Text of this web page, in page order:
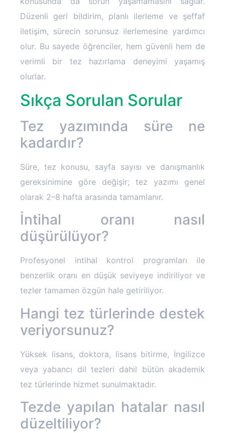
Düzenli geri bildirim, planlı ilerleme ve şeffaf
iletişim, sürecin sorunsuz ilerlemesine yardımcı
olur. Bu sayede öğrenciler, hem güvenli hem de
verimli bir tez hazırlama deneyimi yaşamış
olurlar.
Sıkça Sorulan Sorular
Tez yazımında süre ne
kadardır?
Süre, tez konusu, sayfa sayısı ve danışmanlık
gereksinimine göre değişir; tez yazımı genel
olarak 2–8 hafta arasında tamamlanır.
İntihal oranı nasıl
düşürülüyor?
Profesyonel intihal kontrol programları ile
benzerlik oranı en düşük seviyeye indiriliyor ve
tezler tamamen özgün hale getiriliyor.
Hangi tez türlerinde destek
veriyorsunuz?
Yüksek lisans, doktora, lisans bitirme, İngilizce
veya yabancı dil tezleri dahil bütün akademik
tez türlerinde hizmet sunulmaktadır.
Tezde yapılan hatalar nasıl
düzeltiliyor?